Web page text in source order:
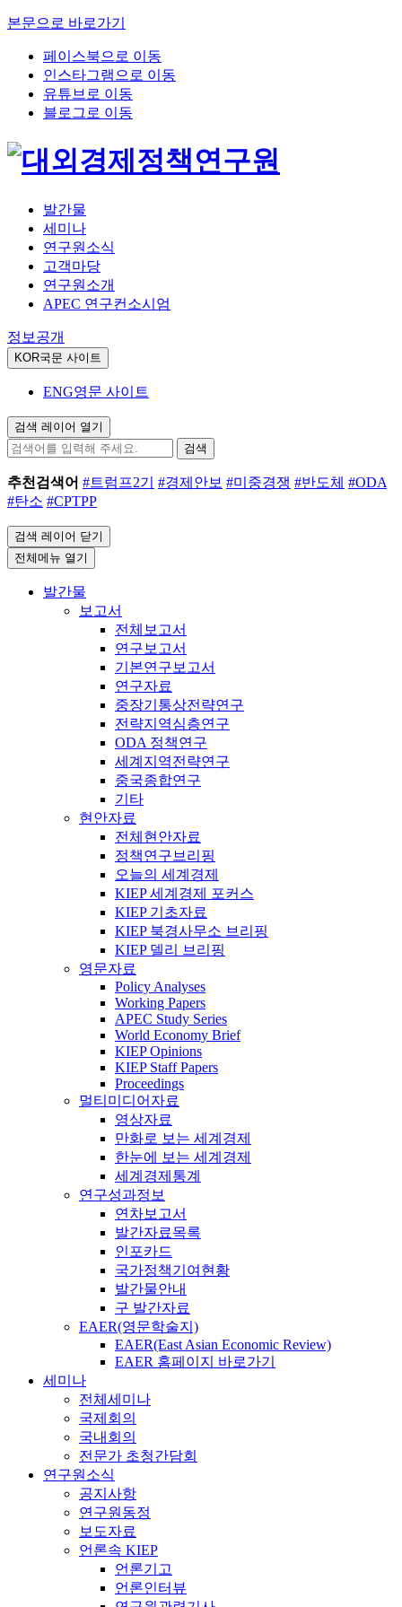
본문으로 바로가기
페이스북으로 이동
인스타그램으로 이동
유튜브로 이동
블로그로 이동
발간물
세미나
연구원소식
고객마당
연구원소개
APEC 연구컨소시엄
정보공개
KOR국문 사이트
ENG영문 사이트
검색 레이어 열기
검색
추천검색어 #트럼프2기 #경제안보 #미중경쟁 #반도체 #ODA
#탄소 #CPTPP
검색 레이어 닫기
전체메뉴 열기
발간물
보고서
전체보고서
연구보고서
기본연구보고서
연구자료
중장기통상전략연구
전략지역심층연구
ODA 정책연구
세계지역전략연구
중국종합연구
기타
현안자료
전체현안자료
정책연구브리핑
오늘의 세계경제
KIEP 세계경제 포커스
KIEP 기초자료
KIEP 북경사무소 브리핑
KIEP 델리 브리핑
영문자료
Policy Analyses
Working Papers
APEC Study Series
World Economy Brief
KIEP Opinions
KIEP Staff Papers
Proceedings
멀티미디어자료
영상자료
만화로 보는 세계경제
한눈에 보는 세계경제
세계경제통계
연구성과정보
연차보고서
발간자료목록
인포카드
국가정책기여현황
발간물안내
구 발간자료
EAER(영문학술지)
EAER(East Asian Economic Review)
EAER 홈페이지 바로가기
세미나
전체세미나
국제회의
국내회의
전문가 초청간담회
연구원소식
공지사항
연구원동정
보도자료
언론속 KIEP
언론기고
언론인터뷰